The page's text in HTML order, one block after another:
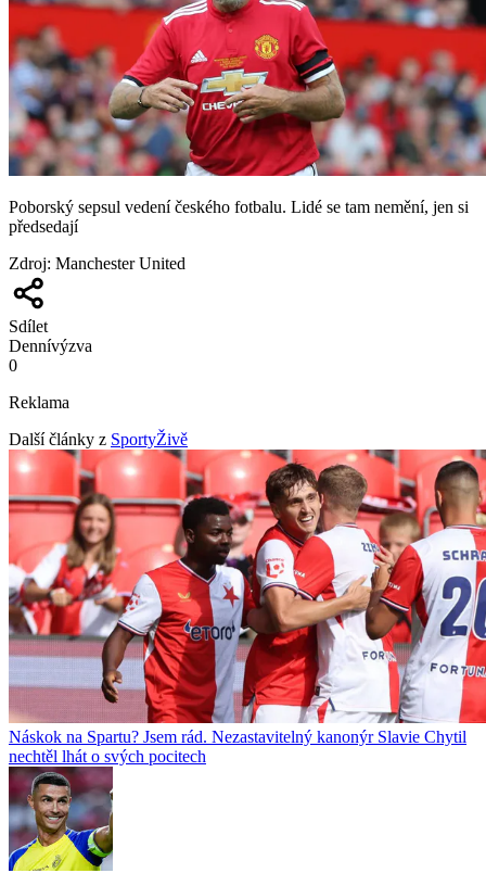
Poborský sepsul vedení českého fotbalu. Lidé se tam nemění, jen si
předsedají
Zdroj: Manchester United
Sdílet
Dennívýzva
0
Reklama
Další články z SportyŽivě
Náskok na Spartu? Jsem rád. Nezastavitelný kanonýr Slavie Chytil
nechtěl lhát o svých pocitech